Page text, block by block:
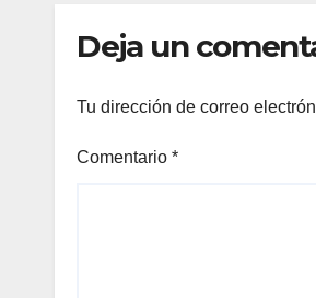
Deja un
Tu dirección de correo
Comentario *